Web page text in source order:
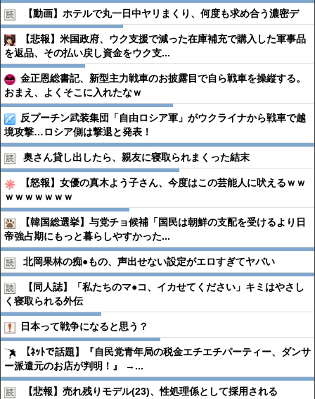
【動画】ホテルで丸一日中ヤリまくり、何度も求め合う濃密デ
【悲報】米国政府、ウク支援で減った在庫補充で購入した軍事品
を返品、その払い戻し資金をウク支...
金正恩総書記、新型主力戦車のお披露目で自ら戦車を操縦する。
おまえ、よくそこに入れたなｗ
反プーチン武装集団「自由ロシア軍」がウクライナから戦車で越
境攻撃…ロシア側は撃退と発表！
奥さん貸し出したら、親友に寝取られまくった結末
【怒報】女優の真木よう子さん、今度はこの芸能人に吠えるｗｗ
ｗｗｗｗｗｗｗ
【韓国総選挙】与党チョ候補「国民は朝鮮の支配を受けるより日
帝強占期にもっと暮らしやすかった...
北岡果林の痴●︎もの、声出せない設定がエロすぎてヤバい
【同人誌】「私たちのマ●︎コ、イカせてください」キミはやさし
く寝取られる外伝
日本って戦争になると思う？
【ﾈｯﾄで話題】『自民党青年局の税金エチエチパーティー、ダンサ
ー派遣元のお店が判明！』 →...
【悲報】売れ残りモデル(23)、性処理係として採用される